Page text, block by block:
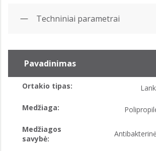
Techniniai parametrai
Pavadinimas
Ortakio tipas:
Medžiaga:
Medžiagos
savybė: